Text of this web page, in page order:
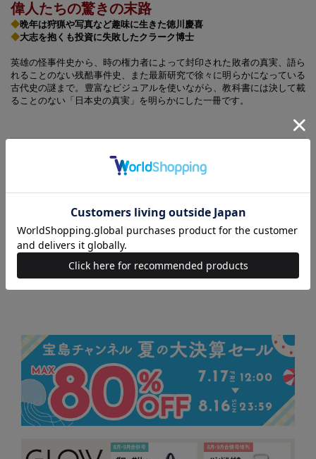
偉人たちの驚きの末路
◆晩年は狩猟や写真など趣味に生きた徳川慶喜
◆大志を抱くも投資に失敗したクラーク博士
英雄の怪事件史から、時の権力者によって封印された敗者の真実、語ら
れることのない残酷事件史、また最新研究で徐々に明らかになっている
古代史の謎まで。豊富なビジュアルを使いながら、教科書には決して載
ることのない「日本史の真実」を明らかにした一冊です。
※本書は小社から刊行した『完全保存版 徳川家のすべて』
（2014年7月）、『家康の謎』（2015年4月）、『誰も書かな
集し、新規原稿を加えたものです。